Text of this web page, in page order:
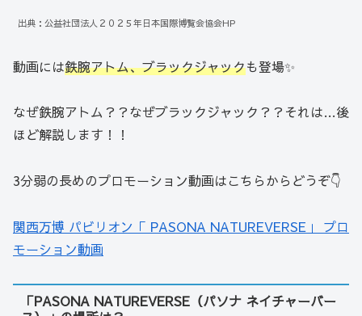
出典：公益社団法人２０２５年日本国際博覧会協会HP
動画には鉄腕アトム、ブラックジャックも登場✨
なぜ鉄腕アトム？？なぜブラックジャック？？それは…後
ほど解説します！！
3分弱の長めのプロモーション動画はこちらからどうぞ👇
関西万博 パビリオン「 PASONA NATUREVERSE」 プロ
モーション動画
「PASONA NATUREVERSE（パソナ ネイチャーバー